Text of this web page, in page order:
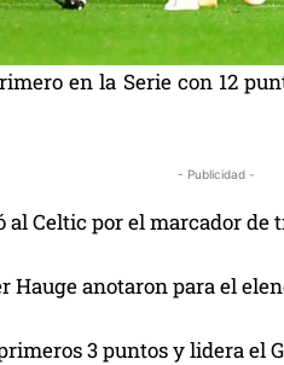
en la Serie con 12
- Publicidad -
Celtic por el marcador de
Hauge anotaron para el
3 puntos y lidera el